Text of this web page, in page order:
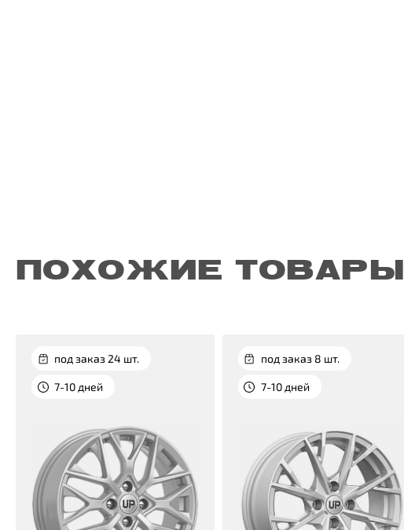
ПОХОЖИЕ ТОВАРЫ
под заказ 24 шт.
7-10 дней
под заказ 8 шт.
7-10 дней